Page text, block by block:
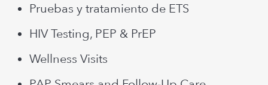
Pruebas y tratamiento de ETS
HIV Testing, PEP & PrEP
Wellness Visits